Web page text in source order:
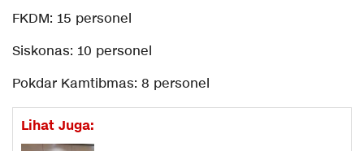
FKDM: 15 personel
Siskonas: 10 personel
Pokdar Kamtibmas: 8 personel
Lihat Juga: